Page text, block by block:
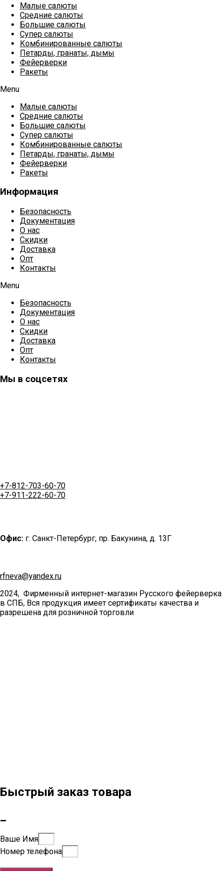
Малые салюты
Средние салюты
Большие салюты
Супер салюты
Комбинированные салюты
Петарды, гранаты, дымы
Фейерверки
Ракеты
Menu
Малые салюты
Средние салюты
Большие салюты
Супер салюты
Комбинированные салюты
Петарды, гранаты, дымы
Фейерверки
Ракеты
Информация
Безопасность
Документация
О нас
Скидки
Доставка
Опт
Контакты
Menu
Безопасность
Документация
О нас
Скидки
Доставка
Опт
Контакты
Мы в соцсетях
+7-812-703-60-70
+7-911-222-60-70
Офис: г. Санкт-Петербург, пр. Бакунина, д. 13Г
rfneva@yandex.ru
2024, Фирменный интернет-магазин Русского фейерверка
в СПБ, Вся продукция имеет сертификаты качества и
разрешена для розничной торговли
Быстрый заказ товара
Ваше Имя
Номер телефона